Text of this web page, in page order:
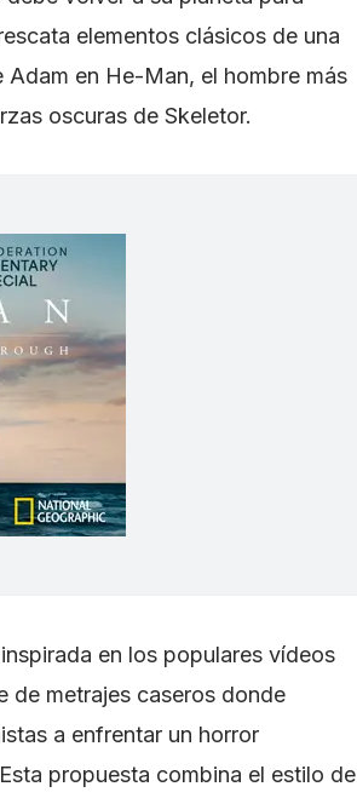
elementos clásicos de una
en He-Man, el hombre más
oscuras de Skeletor.
en los populares vídeos
de metrajes caseros donde
a enfrentar un horror
propuesta combina el estilo de